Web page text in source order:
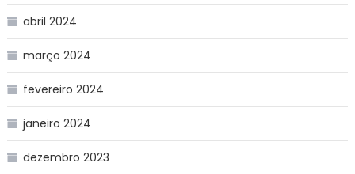
abril 2024
março 2024
fevereiro 2024
janeiro 2024
dezembro 2023